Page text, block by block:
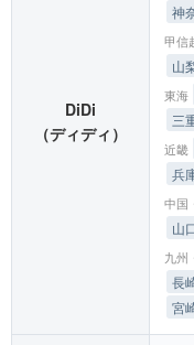
DiDi
（ディディ）
神
甲信
山
東海
三
近畿
兵
中国
山
九州
長
宮